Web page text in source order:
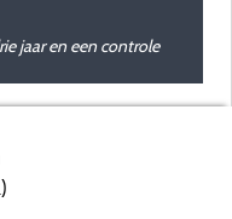
jaar en een controle